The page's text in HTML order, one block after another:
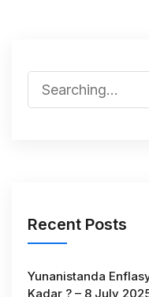
Recent Posts
Yunanistanda
Kadar ? – 8 July